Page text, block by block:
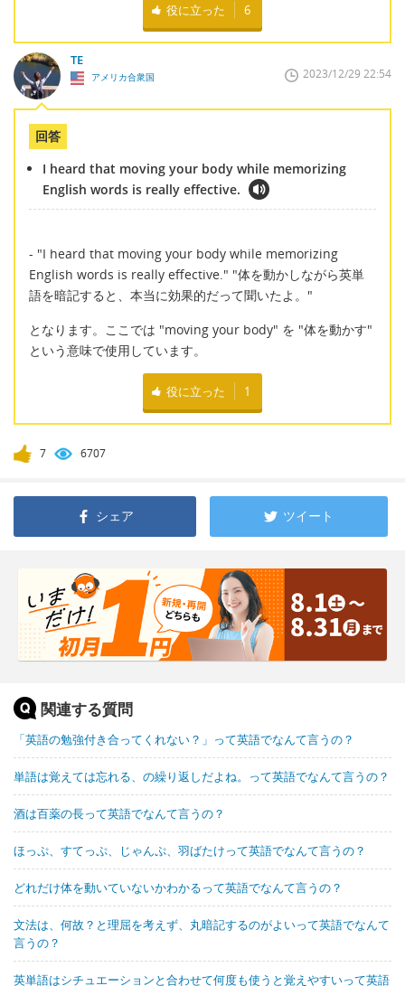
役に立った 6
TE
アメリカ合衆国 2023/12/29 22:54
回答
I heard that moving your body while memorizing
English words is really effective.
- "I heard that moving your body while memorizing
English words is really effective." "体を動かしながら英単
語を暗記すると、本当に効果的だって聞いたよ。"
となります。ここでは "moving your body" を "体を動かす"
という意味で使用しています。
役に立った 1
7 6707
シェア ツイート
関連する質問
「英語の勉強付き合ってくれない？」って英語でなんて言うの？
単語は覚えては忘れる、の繰り返しだよね。って英語でなんて言うの？
酒は百薬の長って英語でなんて言うの？
ほっぷ、すてっぷ、じゃんぷ、羽ばたけって英語でなんて言うの？
どれだけ体を動いていないかわかるって英語でなんて言うの？
文法は、何故？と理屈を考えず、丸暗記するのがよいって英語でなんて
言うの？
英単語はシチュエーションと合わせて何度も使うと覚えやすいって英語